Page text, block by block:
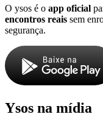
O ysos é o app oficial
encontros reais sem
segurança.
Ysos na mídia